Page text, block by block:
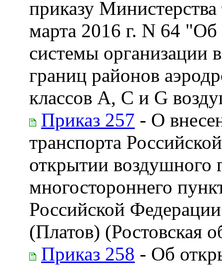
приказу
марта 2016 г. N 64
системы организации
границ районов
классов А, С и G
Приказ 257 - О
транспорта
открытии воздушного
многостороннего
Российской
(Платов) (Ростовская
Приказ 258 - Об